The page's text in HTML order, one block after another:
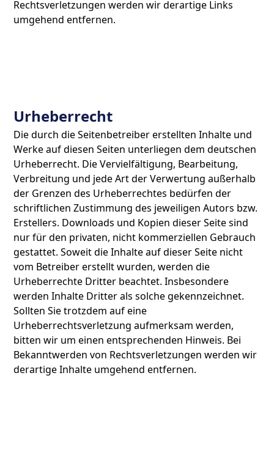
Rechtsverletzungen werden wir derartige Links
umgehend entfernen.
Urheberrecht
Die durch die Seitenbetreiber erstellten Inhalte und
Werke auf diesen Seiten unterliegen dem deutschen
Urheberrecht. Die Vervielfältigung, Bearbeitung,
Verbreitung und jede Art der Verwertung außerhalb
der Grenzen des Urheberrechtes bedürfen der
schriftlichen Zustimmung des jeweiligen Autors bzw.
Erstellers. Downloads und Kopien dieser Seite sind
nur für den privaten, nicht kommerziellen Gebrauch
gestattet. Soweit die Inhalte auf dieser Seite nicht
vom Betreiber erstellt wurden, werden die
Urheberrechte Dritter beachtet. Insbesondere
werden Inhalte Dritter als solche gekennzeichnet.
Sollten Sie trotzdem auf eine
Urheberrechtsverletzung aufmerksam werden,
bitten wir um einen entsprechenden Hinweis. Bei
Bekanntwerden von Rechtsverletzungen werden wir
derartige Inhalte umgehend entfernen.